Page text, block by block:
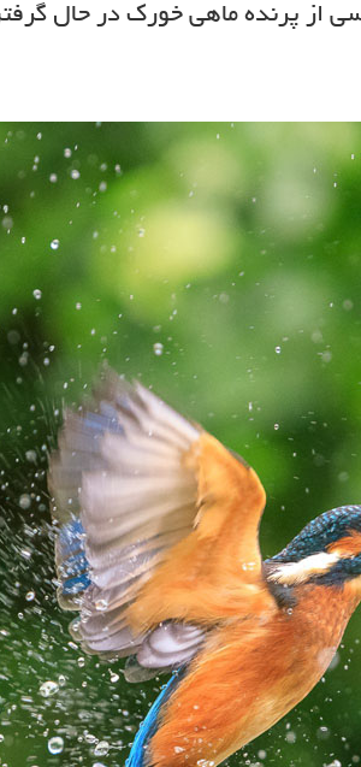
عکاسی از پرنده ماهی خورک در حال